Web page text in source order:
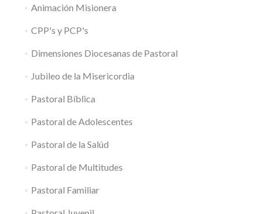
Animación Misionera
CPP's y PCP's
Dimensiones Diocesanas de Pastoral
Jubileo de la Misericordia
Pastoral Bíblica
Pastoral de Adolescentes
Pastoral de la Salúd
Pastoral de Multitudes
Pastoral Familiar